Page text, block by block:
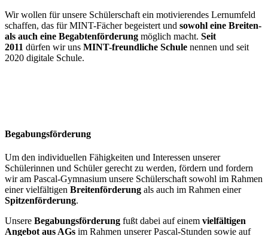
Wir wollen für unsere Schülerschaft ein motivierendes Lernumfeld
schaffen, das für MINT-Fächer begeistert und sowohl eine Breiten-
als auch eine Begabtenförderung möglich macht. Seit
2011 dürfen wir uns MINT-freundliche Schule nennen und seit
2020 digitale Schule.
Begabungsförderung
Um den individuellen Fähigkeiten und Interessen unserer
Schülerinnen und Schüler gerecht zu werden, fördern und fordern
wir am Pascal-Gymnasium unsere Schülerschaft sowohl im Rahmen
einer vielfältigen Breitenförderung als auch im Rahmen einer
Spitzenförderung.
Unsere Begabungsförderung fußt dabei auf einem vielfältigen
Angebot aus AGs im Rahmen unserer Pascal-Stunden sowie auf